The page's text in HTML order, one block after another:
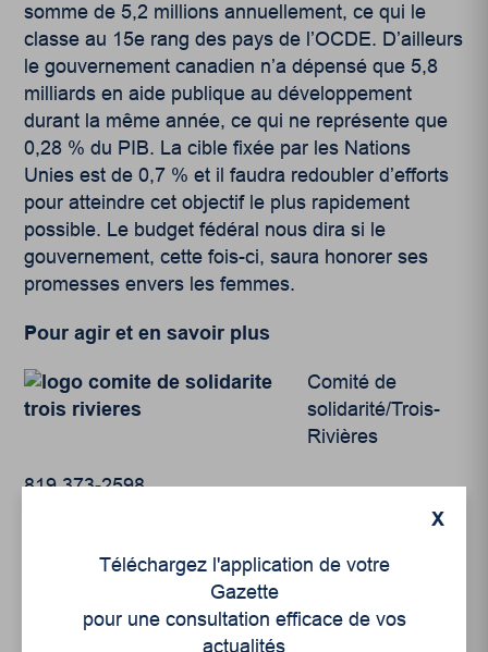
somme de 5,2 millions annuellement, ce qui le
classe au 15e rang des pays de l’OCDE. D’ailleurs
le gouvernement canadien n’a dépensé que 5,8
milliards en aide publique au développement
durant la même année, ce qui ne représente que
0,28 % du PIB. La cible fixée par les Nations
Unies est de 0,7 % et il faudra redoubler d’efforts
pour atteindre cet objectif le plus rapidement
possible. Le budget fédéral nous dira si le
gouvernement, cette fois-ci, saura honorer ses
promesses envers les femmes.
Pour agir et en savoir plus
Comité de
solidarité/Trois-
Rivières
819 373-2598
www.in-terre-actif.com
X
Téléchargez l'application de votre
Gazette
pour une consultation efficace de vos
actualités